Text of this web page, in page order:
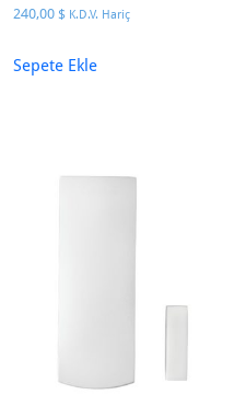
240,00 $ K.D.V. Hariç
Sepete Ekle